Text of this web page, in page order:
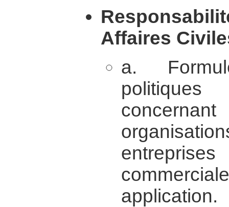
Affaires
a.
politiques
application.